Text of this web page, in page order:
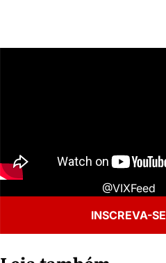
@VIXFeed
INSCREVA-SE